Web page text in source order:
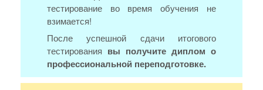
тестирование во время обучения не
взимается!
После успешной сдачи итогового
тестирования вы получите диплом о
профессиональной переподготовке.